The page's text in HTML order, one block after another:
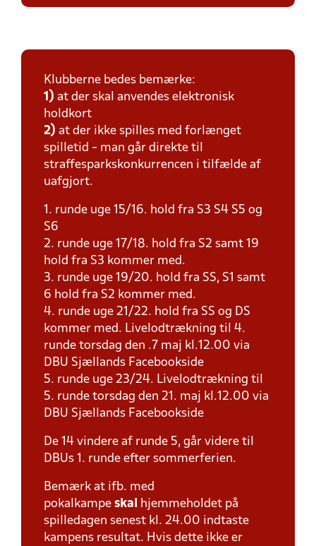
Klubberne bedes bemærke:
1) at der skal anvendes elektronisk
holdkort
2) at der ikke spilles med forlænget
spilletid - man går direkte til
straffesparkskonkurrencen i tilfælde af
uafgjort.
1. runde uge 15/16. hold fra S3 S4 S5 og
S6
2. runde uge 17/18. hold fra S2 samt 19
hold fra S3 kommer med.
3. runde uge 19/20. hold fra SS, S1 samt
6 hold fra S2 kommer med.
4. runde uge 21/22. hold fra SS og DS
kommer med. Livelodtrækning til 4.
runde torsdag den .7 maj kl.12.00 via
DBU Sjællands Facebookside
5. runde uge 23/24. Livelodtrækning til
5. runde torsdag den 21. maj kl.12.00 via
DBU Sjællands Facebookside
De 14 vindere af runde 5, går videre til
DBUs 1. runde efter sommerferien.
Bemærk at ifb. med
pokalkampe skal
hjemmeholdet på
spilledagen senest kl. 24.00 indtaste
kampens resultat. Hvis dette ikke er